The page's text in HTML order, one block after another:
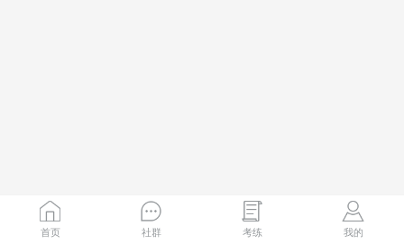
首页 社群 考练 我的